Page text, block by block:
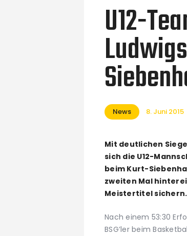
U12-
News 8. Juni 2015
Mit deutlichen
sich die U12-
beim Kurt-
zweiten Mal
Meistertitel sichern.
Nach einem 53:30
BSG’ler beim